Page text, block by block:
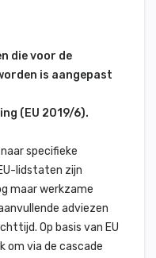
die voor de
is aangepast
(EU 2019/6).
specifieke
lidstaten zijn
maar werkzame
adviezen
Op basis van EU
om via de cascade